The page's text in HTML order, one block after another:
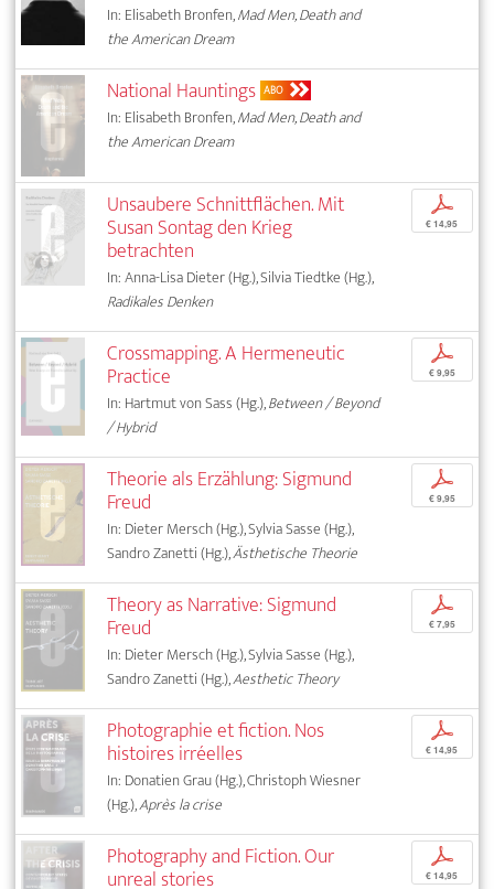
In: Elisabeth Bronfen,Mad Men, Death and
the American Dream
National Hauntings ABO
In: Elisabeth Bronfen,Mad Men, Death and
the American Dream
Unsaubere Schnittflächen. Mit
Susan Sontag den Krieg
betrachten
In: Anna-Lisa Dieter (Hg.), Silvia Tiedtke (Hg.),
Radikales Denken
p
€ 14,95
Crossmapping. A Hermeneutic
Practice
In: Hartmut von Sass (Hg.),Between / Beyond
/ Hybrid
p
€ 9,95
Theorie als Erzählung: Sigmund
Freud
In: Dieter Mersch (Hg.), Sylvia Sasse (Hg.),
Sandro Zanetti (Hg.),Ästhetische Theorie
p
€ 9,95
Theory as Narrative: Sigmund
Freud
In: Dieter Mersch (Hg.), Sylvia Sasse (Hg.),
Sandro Zanetti (Hg.),Aesthetic Theory
p
€ 7,95
Photographie et fiction. Nos
histoires irréelles
In: Donatien Grau (Hg.), Christoph Wiesner
(Hg.),Après la crise
p
€ 14,95
Photography and Fiction. Our
unreal stories
p
€ 14,95